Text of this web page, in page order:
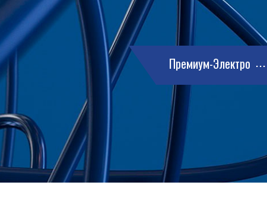
Премиум-Электро